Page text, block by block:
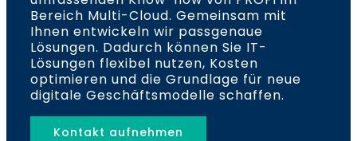
Bereich Multi-Cloud. Gemeinsam mit
Ihnen entwickeln wir passgenaue
Lösungen. Dadurch können Sie IT-
Lösungen flexibel nutzen, Kosten
optimieren und die Grundlage für neue
digitale Geschäftsmodelle schaffen.
Kontakt aufnehmen